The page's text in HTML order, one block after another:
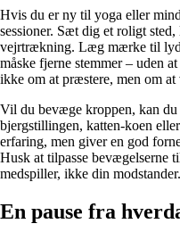
Hvis du er ny til yoga eller
sessioner. Sæt dig et roligt
vejrtrækning. Læg mærke til
måske fjerne stemmer – uden
ikke om at præstere, men om
Vil du bevæge kroppen, kan
bjergstillingen, katten-koen
erfaring, men giver en god
Husk at tilpasse bevægelserne
medspiller, ikke din modstander.
En pause fra